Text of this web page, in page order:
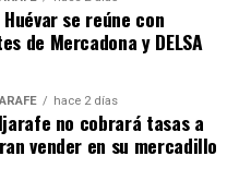
se reúne con
de Mercadona y DELSA
hace 2 días
no cobrará tasas a
vender en su mercadillo